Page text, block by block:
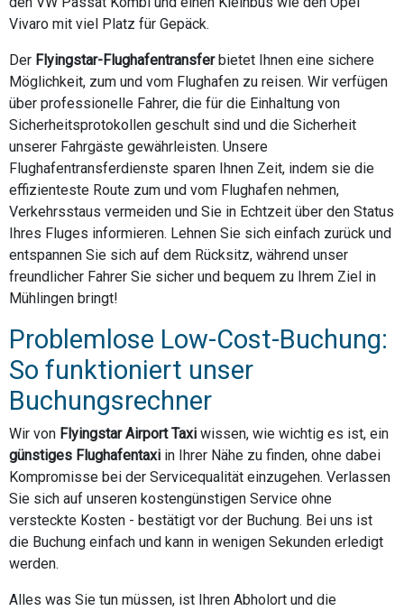
Vivaro mit viel Platz für Gepäck.
Der Flyingstar-Flughafentransferbietet Ihnen eine sichere
Möglichkeit, zum und vom Flughafen zu reisen. Wir verfügen
über professionelle Fahrer, die für die Einhaltung von
Sicherheitsprotokollen geschult sind und die Sicherheit
unserer Fahrgäste gewährleisten. Unsere
Flughafentransferdienste sparen Ihnen Zeit, indem sie die
effizienteste Route zum und vom Flughafen nehmen,
Verkehrsstaus vermeiden und Sie in Echtzeit über den Status
Ihres Fluges informieren. Lehnen Sie sich einfach zurück und
entspannen Sie sich auf dem Rücksitz, während unser
freundlicher Fahrer Sie sicher und bequem zu Ihrem Ziel in
Mühlingen bringt!
Problemlose Low-Cost-Buchung:
So funktioniert unser
Buchungsrechner
Wir von Flyingstar Airport Taxi wissen, wie wichtig es ist, ein
günstiges Flughafentaxi in Ihrer Nähe zu finden, ohne dabei
Kompromisse bei der Servicequalität einzugehen. Verlassen
Sie sich auf unseren kostengünstigen Service ohne
versteckte Kosten - bestätigt vor der Buchung. Bei uns ist
die Buchung einfach und kann in wenigen Sekunden erledigt
werden.
Alles was Sie tun müssen, ist Ihren Abholort und die